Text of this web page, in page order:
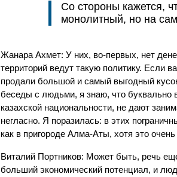
Со стороны кажется,
монолитный, но на
​Жанара Ахмет: У них, во-первых, нет
территорий ведут такую политику. Если
продали большой и самый выгодный
беседы с людьми, я знаю, что
казахской национальности, не дают
негласно. Я поразилась: в этих
как в пригороде Алма-Аты, хотя это
Виталий Портников: Может быть, речь
больший экономический потенциал, и